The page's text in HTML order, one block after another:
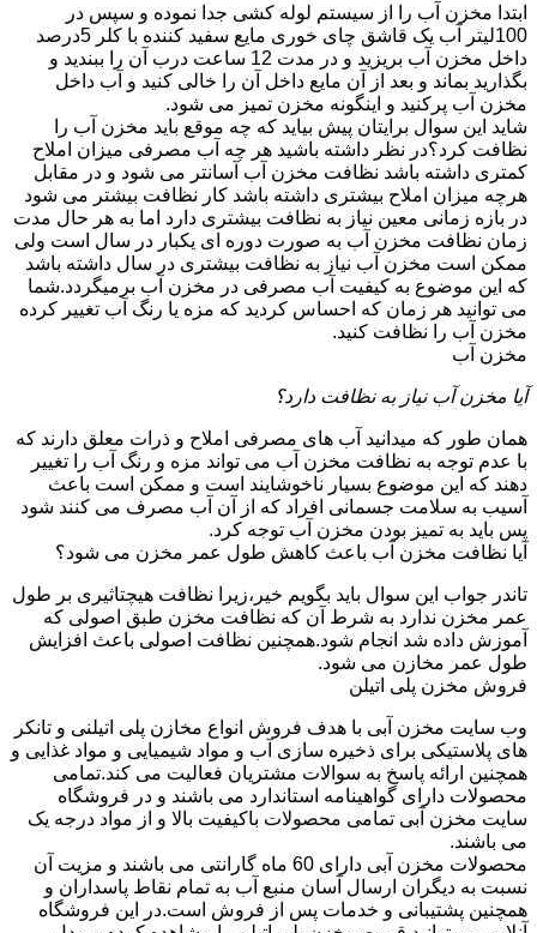
ابتدا مخزن آب را از سیستم لوله کشی جدا نموده و سپس در
100لیتر آب یک قاشق چای خوری مایع سفید کننده با کلر 5درصد
داخل مخزن آب بریزید و در مدت 12 ساعت درب آن را ببندید و
بگذارید بماند و بعد از آن مایع داخل آن را خالی کنید و آب داخل
مخزن آب پرکنید و اینگونه مخزن تمیز می شود.
شاید این سوال برایتان پیش بیاید که چه موقع باید مخزن آب را
نظافت کرد؟در نظر داشته باشید هر چه آب مصرفی میزان املاح
کمتری داشته باشد نظافت مخزن آب آسانتر می شود و در مقابل
هرچه میزان املاح بیشتری داشته باشد کار نظافت بیشتر می شود
در بازه زمانی معین نیاز به نظافت بیشتری دارد اما به هر حال مدت
زمان نظافت مخزن آب به صورت دوره ای یکبار در سال است ولی
ممکن است مخزن آب نیاز به نظافت بیشتری در سال داشته باشد
که این موضوع به کیفیت آب مصرفی در مخزن آب برمیگردد.شما
می توانید هر زمان که احساس کردید که مزه یا رنگ آب تغییر کرده
مخزن آب را نظافت کنید.
مخزن آب
آیا مخزن آب نیاز به نظافت دارد؟
همان طور که میدانید آب های مصرفی املاح و ذرات معلق دارند که
با عدم توجه به نظافت مخزن آب می تواند مزه و رنگ آب را تغییر
دهند که این موضوع بسیار ناخوشایند است و ممکن است باعث
آسیب به سلامت جسمانی افراد که از آن آب مصرف می کنند شود
پس باید به تمیز بودن مخزن آب توجه کرد.
آیا نظافت مخزن آب باعث کاهش طول عمر مخزن می شود؟
تاندر جواب این سوال باید بگویم خیر،زیرا نظافت هیچتاثیری بر طول
عمر مخزن ندارد به شرط آن که نظافت مخزن طبق اصولی که
آموزش داده شد انجام شود.همچنین نظافت اصولی باعث افزایش
طول عمر مخازن می شود.
فروش مخزن پلی اتیلن
وب سایت مخزن آبی با هدف فروش انواع مخازن پلی اتیلنی و تانکر
های پلاستیکی برای ذخیره سازی آب و مواد شیمیایی و مواد غذایی و
همچنین ارائه پاسخ به سوالات مشتریان فعالیت می کند.تمامی
محصولات دارای گواهینامه استاندارد می باشند و در فروشگاه
سایت مخزن آبی تمامی محصولات باکیفیت بالا و از مواد درجه یک
می باشند.
محصولات مخزن آبی دارای 60 ماه گارانتی می باشند و مزیت آن
نسبت به دیگران ارسال آسان منبع آب به تمام نقاط پاسداران و
همچنین پشتیبانی و خدمات پس از فروش است.در این فروشگاه